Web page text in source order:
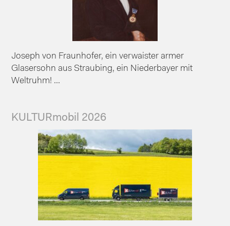
Joseph von Fraunhofer, ein verwaister armer
Glasersohn aus Straubing, ein Niederbayer mit
Weltruhm! ...
KULTURmobil 2026